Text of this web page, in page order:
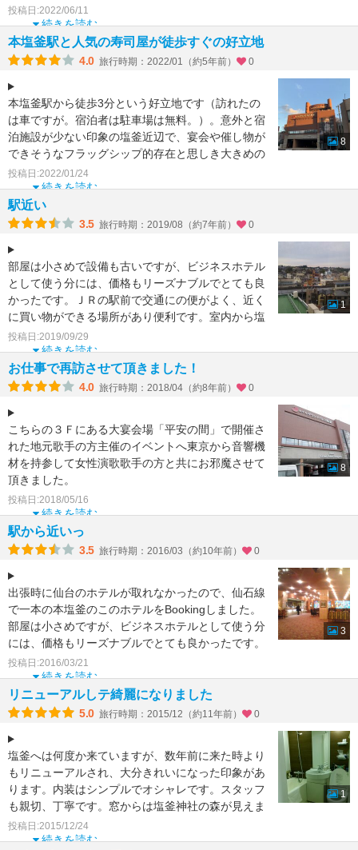
松島湾の観光船やフェリーが出ているマリンゲート
へも徒歩10分で便利な立地
続きを読む
投稿日:2022/06/11
本塩釜駅と人気の寿司屋が徒歩すぐの好立地
4.0 旅行時期：2022/01（約5年前） 0
本塩釜駅から徒歩3分という好立地です（訪れたの
は車ですが。宿泊者は駐車場は無料。）。意外と宿
泊施設が少ない印象の塩釜近辺で、宴会や催し物が
できそうなフラッグシップ的存在と思しき大きめの
ホテルです。とは
続きを読む
投稿日:2022/01/24
8
駅近い
3.5 旅行時期：2019/08（約7年前） 0
部屋は小さめで設備も古いですが、ビジネスホテル
として使う分には、価格もリーズナブルでとても良
かったです。ＪＲの駅前で交通にの便がよく、近く
に買い物ができる場所があり便利です。室内から塩
釜神社が見えまし
続きを読む
投稿日:2019/09/29
1
お仕事で再訪させて頂きました！
4.0 旅行時期：2018/04（約8年前） 0
こちらの３Ｆにある大宴会場「平安の間」で開催さ
れた地元歌手の方主催のイベントへ東京から音響機
材を持参して女性演歌歌手の方と共にお邪魔させて
頂きました。
午前８時から音響機材の搬入～仕込作業に取り掛か
続きを読む
投稿日:2018/05/16
8
駅から近いっ
3.5 旅行時期：2016/03（約10年前） 0
出張時に仙台のホテルが取れなかったので、仙石線
で一本の本塩釜のこのホテルをBookingしました。
部屋は小さめですが、ビジネスホテルとして使う分
には、価格もリーズナブルでとても良かったです。
難を言えば
続きを読む
投稿日:2016/03/21
3
リニューアルしテ綺麗になりました
5.0 旅行時期：2015/12（約11年前） 0
塩釜へは何度か来ていますが、数年前に来た時より
もリニューアルされ、大分きれいになった印象があ
ります。内装はシンプルでオシャレです。スタッフ
も親切、丁寧です。窓からは塩釜神社の森が見えま
した。朝ごはんも
続きを読む
投稿日:2015/12/24
1